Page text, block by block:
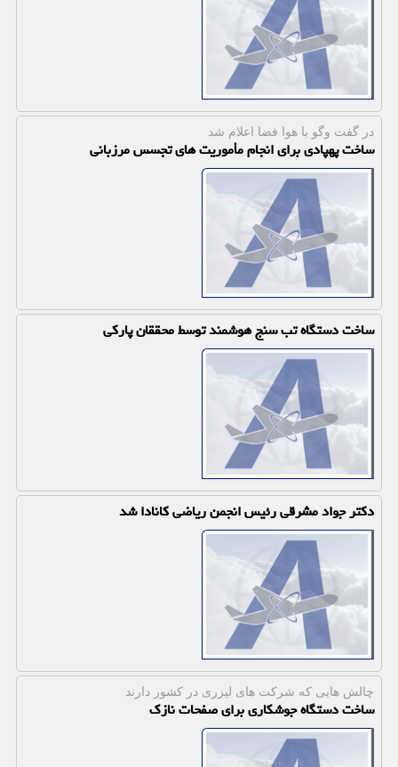
در گفت وگو با هوا فضا اعلام شد
ساخت پهپادی برای انجام مأموریت های تجسس مرزبانی
ساخت دستگاه تب سنج هوشمند توسط محققان پاركی
دكتر جواد مشرقی رئیس انجمن ریاضی كانادا شد
چالش هایی كه شركت های لیزری در كشور دارند
ساخت دستگاه جوشكاری برای صفحات نازك